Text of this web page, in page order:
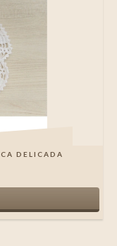
DELICADA